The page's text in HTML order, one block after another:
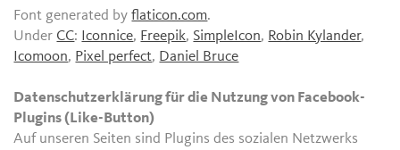
Font generated byflaticon.com.
Under CC: Iconnice, Freepik, SimpleIcon, Robin Kylander,
Icomoon, Pixel perfect, Daniel Bruce
Datenschutzerklärung für die Nutzung von Facebook-
Plugins (Like-Button)
Auf unseren Seiten sind Plugins des sozialen Netzwerks